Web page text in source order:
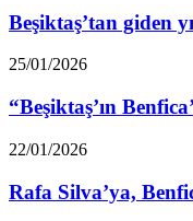
yıldızlaşıyor
Beşiktaş’tan giden
“Beşiktaş’ın
40
milyon
Euro
borcu
var”
25/01/2026
“Beşiktaş’ın
Rafa
Benfica’dan
komik
22/01/2026
Rafa Silva’ya,